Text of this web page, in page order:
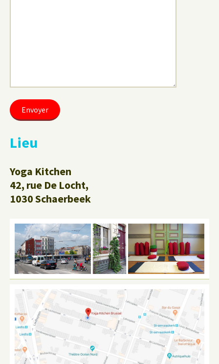
Lieu
Yoga Kitchen
42, rue De Locht,
1030 Schaerbeek